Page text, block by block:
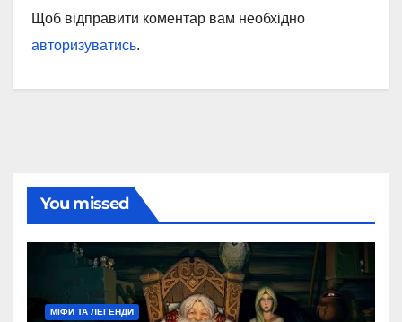
Щоб відправити коментар вам необхідно
авторизуватись.
You missed
МІФИ ТА ЛЕГЕНДИ